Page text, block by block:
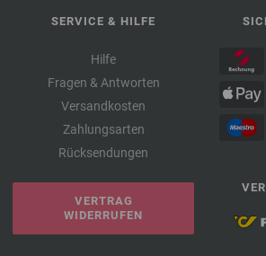
SERVICE & HILFE
Hilfe
Fragen & Antworten
Versandkosten
Zahlungsarten
Rücksendungen
VERTRAG
WIDERRUFEN